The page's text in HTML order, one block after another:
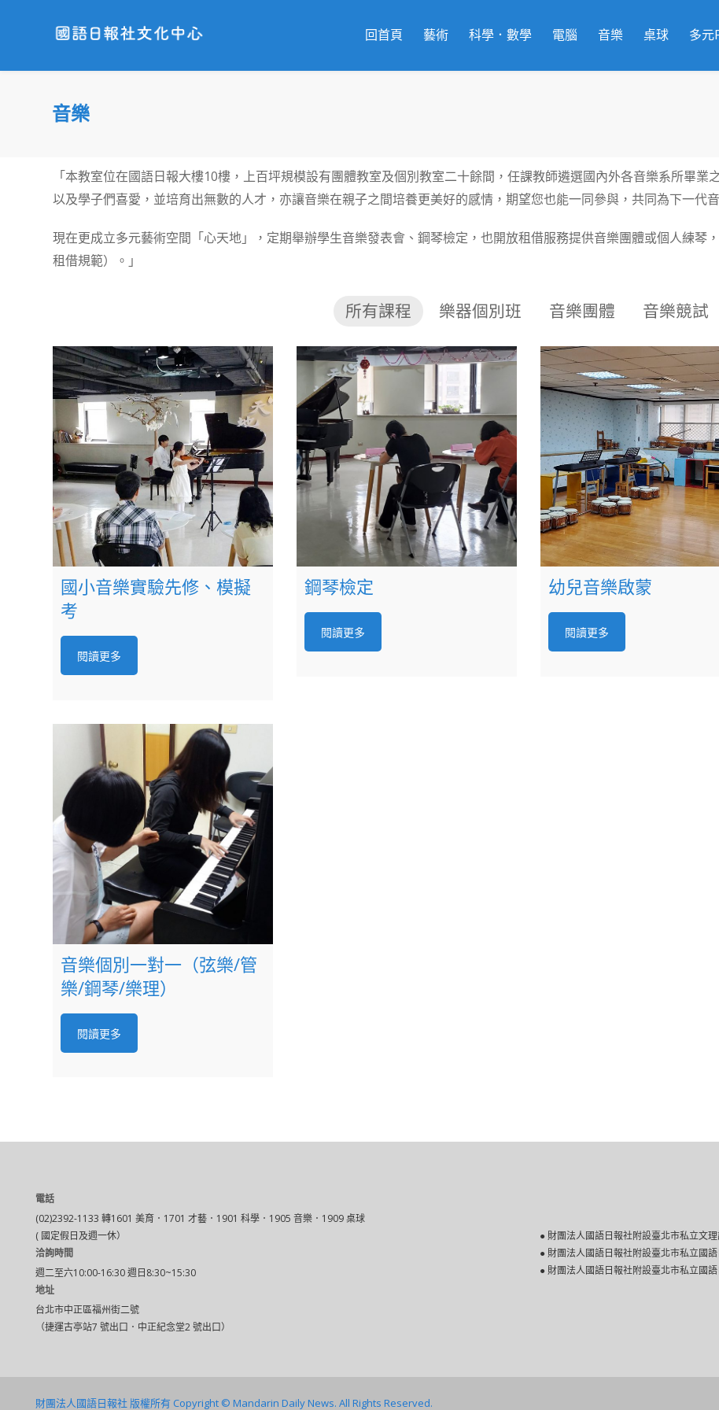
回首頁 藝術 科學．數學 電腦 音樂 桌球 多元
音樂
「本教室位在國語日報大樓10樓，上百坪規模設有團體教室及個別教室二十餘間，任課教師遴選國內外各音樂系所畢
以及學子們喜愛，並培育出無數的人才，亦讓音樂在親子之間培養更美好的感情，期望您也能一同參與，共同為下一代
現在更成立多元藝術空間「心天地」，定期舉辦學生音樂發表會、鋼琴檢定，也開放租借服務提供音樂團體或個人練琴
租借規範）。」
所有課程 樂器個別班 音樂團體 音樂競試
國小音樂實驗先修、模擬
考
閱讀更多
鋼琴檢定
閱讀更多
幼兒音樂啟蒙
閱讀更多
音樂個別一對一（弦樂/管
樂/鋼琴/樂理）
閱讀更多
電話
(02)2392-1133 轉1601 美育．1701 才藝．1901 科學．1905 音樂．1909 桌球
( 國定假日及週一休）
洽詢時間
週二至六10:00-16:30 週日8:30~15:30
地址
台北市中正區福州街二號
（捷運古亭站7 號出口．中正紀念堂2 號出口）
● 財團法人國語日報社附設臺北市私立文
● 財團法人國語日報社附設臺北巿私立國
● 財團法人國語日報社附設臺北市私立國
財團法人國語日報社 版權所有 Copyright © Mandarin Daily News. All Rights Reserved.